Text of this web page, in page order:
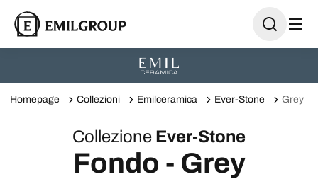
Homepage Collezioni Emilceramica Ever-Stone Grey
Collezione Ever-Stone
Fondo - Grey